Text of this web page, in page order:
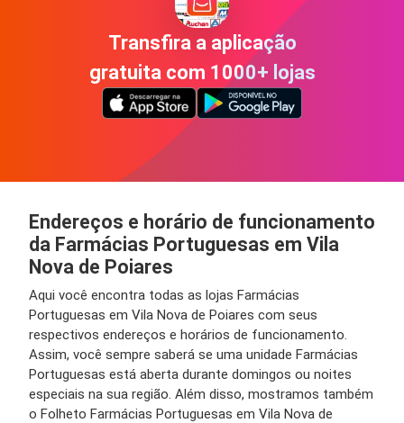
Transfira a aplicação
gratuita com 1000+ lojas
Endereços e horário de funcionamento
da Farmácias Portuguesas em Vila
Nova de Poiares
Aqui você encontra todas as lojas Farmácias
Portuguesas em Vila Nova de Poiares com seus
respectivos endereços e horários de funcionamento.
Assim, você sempre saberá se uma unidade Farmácias
Portuguesas está aberta durante domingos ou noites
especiais na sua região. Além disso, mostramos também
o Folheto Farmácias Portuguesas em Vila Nova de